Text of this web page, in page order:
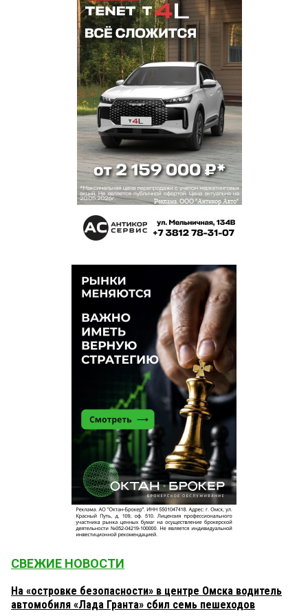
СВЕЖИЕ НОВОСТИ
На «островке безопасности» в центре Омска водитель
автомобиля «Лада Гранта» сбил семь пешеходов